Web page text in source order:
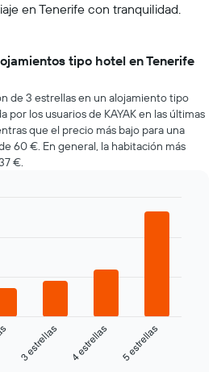
en Tenerife con tranquilidad.
tipo hotel en Tenerife
de 3 estrellas en un alojamiento tipo
los usuarios de KAYAK en las últimas
que el precio más bajo para una
60 €. En general, la habitación más
€.
3 estrellas 4 estrellas 5 estrellas